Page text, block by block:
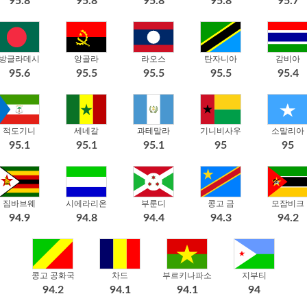
글라데시
95.6
앙골라
95.5
라오스
95.5
탄자니아
95.5
감비아
95.4
적도기니
95.1
세네갈
95.1
과테말라
95.1
기니비사우
95
소말리아
95
짐바브웨
94.9
시에라리온
94.8
부룬디
94.4
콩고 금
94.3
모잠비크
94.2
콩고 공화국
94.2
차드
94.1
부르키나파소
94.1
지부티
94